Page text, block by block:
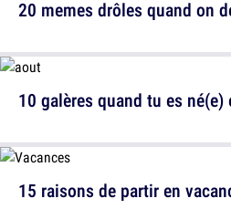
10 galères quand tu es né(e)
20 memes drôles quand on
15 raisons de partir en